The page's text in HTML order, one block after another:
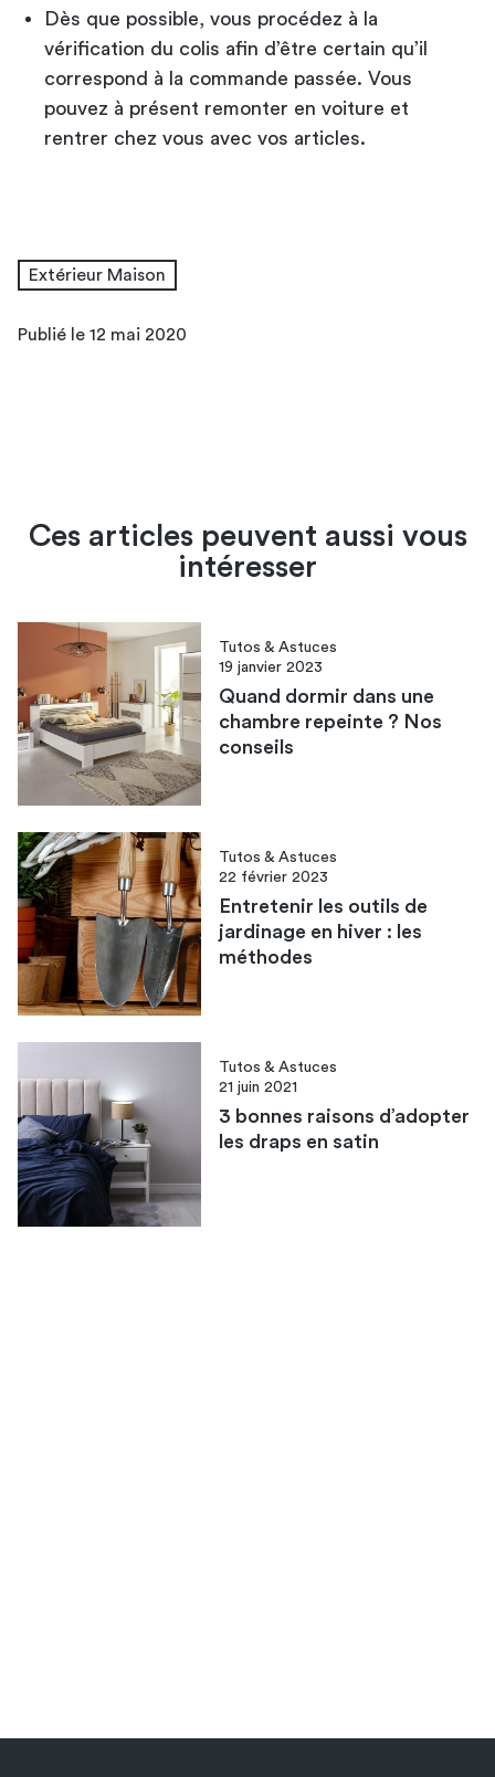
Dès que possible, vous procédez à la
vérification du colis afin d’être certain qu’il
correspond à la commande passée. Vous
pouvez à présent remonter en voiture et
rentrer chez vous avec vos articles.
Extérieur Maison
Publié le 12 mai 2020
Ces articles peuvent aussi vous
intéresser
Tutos & Astuces
19 janvier 2023
Quand dormir dans une
chambre repeinte ? Nos
conseils
Tutos & Astuces
22 février 2023
Entretenir les outils de
jardinage en hiver : les
méthodes
Tutos & Astuces
21 juin 2021
3 bonnes raisons d’adopter
les draps en satin